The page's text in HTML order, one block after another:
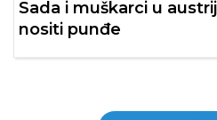
Sada i muškarci u
nositi punđe